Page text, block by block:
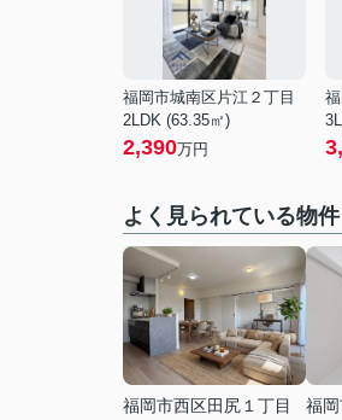
福岡市城南区片江２丁目
2LDK (63.35㎡)
2,390万円
よく見られている物件
福岡市西区田尻１丁目
福